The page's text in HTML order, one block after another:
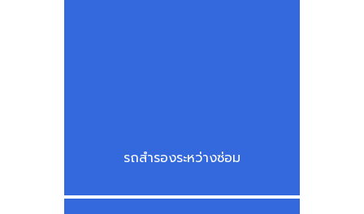
รถสำรองระหว่างซ่อม